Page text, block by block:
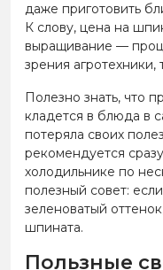
даже приготовить
К слову, цена на
выращивание —
зрения агротехники,
Полезно знать, что
кладется в блюда в
потеряла своих
рекомендуется
холодильнике по
полезный совет:
зеленоватый
шпината.
Пользные